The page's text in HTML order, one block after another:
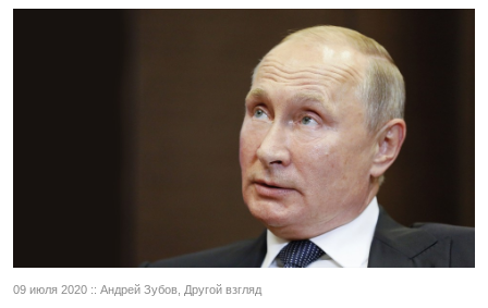
09 июля 2020 :: Андрей Зубов, Другой взгляд